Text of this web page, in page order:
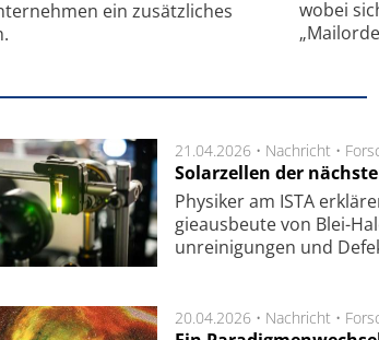
ein zusätzliches
wobei
21.04.2026 • Nachricht •
Solarzellen der
Physiker am ISTA
gie­aus­beu­te von Blei-
unrei­ni­gung­en und
20.04.2026 • Nachricht •